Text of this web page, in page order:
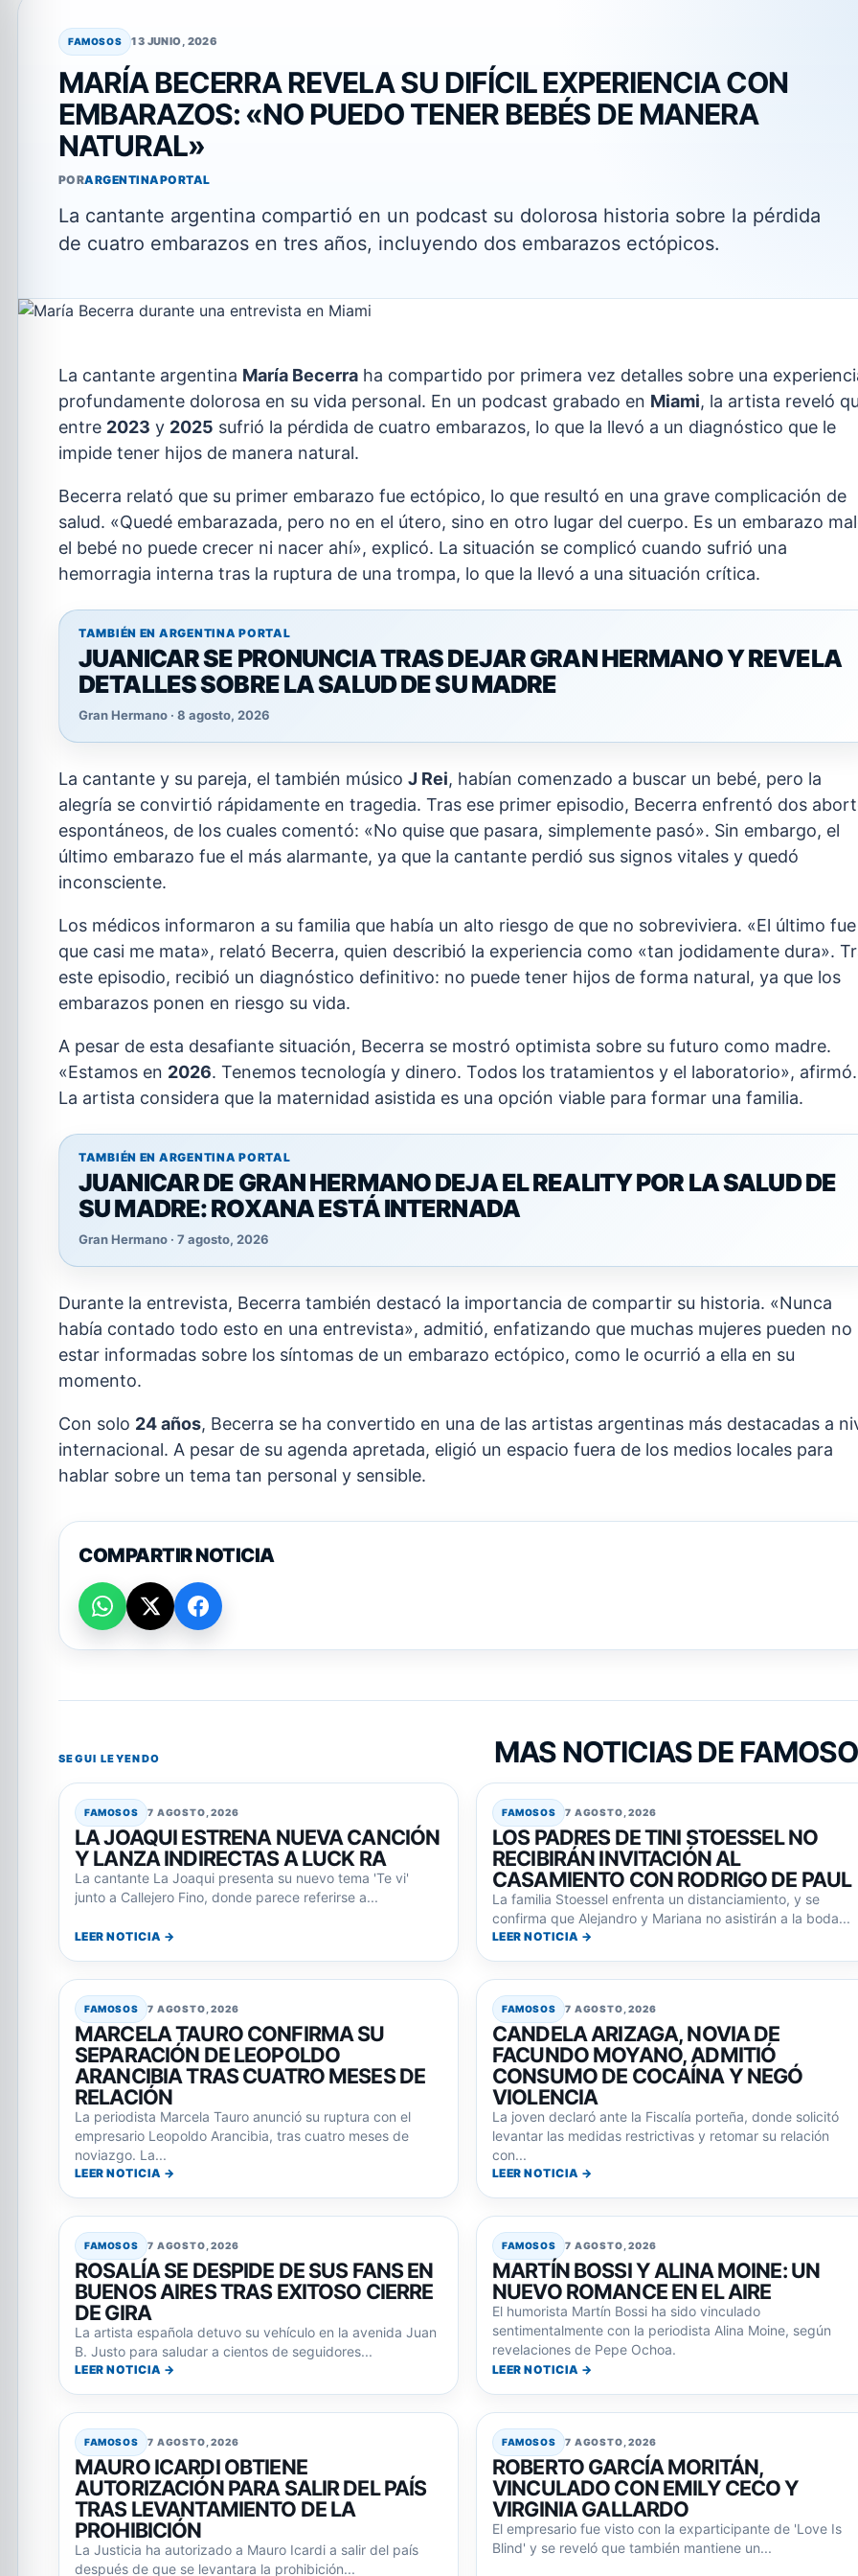
FAMOSOS 13 JUNIO, 2026
MARÍA BECERRA REVELA SU DIFÍCIL EXPERIENCIA CON
EMBARAZOS: «NO PUEDO TENER BEBÉS DE MANERA
NATURAL»
PORARGENTINAPORTAL
La cantante argentina compartió en un podcast su dolorosa historia sobre la pérdida
de cuatro embarazos en tres años, incluyendo dos embarazos ectópicos.
La cantante argentina María Becerra ha compartido por primera vez detalles sobre una
profundamente dolorosa en su vida personal. En un podcast grabado en Miami, la artista reveló
entre 2023 y 2025 sufrió la pérdida de cuatro embarazos, lo que la llevó a un diagnóstico que le
impide tener hijos de manera natural.
Becerra relató que su primer embarazo fue ectópico, lo que resultó en una grave complicación de
salud. «Quedé embarazada, pero no en el útero, sino en otro lugar del cuerpo. Es un embarazo
el bebé no puede crecer ni nacer ahí», explicó. La situación se complicó cuando sufrió una
hemorragia interna tras la ruptura de una trompa, lo que la llevó a una situación crítica.
TAMBIÉN EN ARGENTINA PORTAL
JUANICAR SE PRONUNCIA TRAS DEJAR GRAN HERMANO Y REVELA
DETALLES SOBRE LA SALUD DE SU MADRE
Gran Hermano · 8 agosto, 2026
La cantante y su pareja, el también músico J Rei, habían comenzado a buscar un bebé, pero la
alegría se convirtió rápidamente en tragedia. Tras ese primer episodio, Becerra enfrentó dos
espontáneos, de los cuales comentó: «No quise que pasara, simplemente pasó». Sin embargo, el
último embarazo fue el más alarmante, ya que la cantante perdió sus signos vitales y quedó
inconsciente.
Los médicos informaron a su familia que había un alto riesgo de que no sobreviviera. «El último
que casi me mata», relató Becerra, quien describió la experiencia como «tan jodidamente dura».
este episodio, recibió un diagnóstico definitivo: no puede tener hijos de forma natural, ya que los
embarazos ponen en riesgo su vida.
A pesar de esta desafiante situación, Becerra se mostró optimista sobre su futuro como madre.
«Estamos en 2026. Tenemos tecnología y dinero. Todos los tratamientos y el laboratorio», afirmó.
La artista considera que la maternidad asistida es una opción viable para formar una familia.
TAMBIÉN EN ARGENTINA PORTAL
JUANICAR DE GRAN HERMANO DEJA EL REALITY POR LA SALUD DE
SU MADRE: ROXANA ESTÁ INTERNADA
Gran Hermano · 7 agosto, 2026
Durante la entrevista, Becerra también destacó la importancia de compartir su historia. «Nunca
había contado todo esto en una entrevista», admitió, enfatizando que muchas mujeres pueden no
estar informadas sobre los síntomas de un embarazo ectópico, como le ocurrió a ella en su
momento.
Con solo 24 años, Becerra se ha convertido en una de las artistas argentinas más destacadas a
internacional. A pesar de su agenda apretada, eligió un espacio fuera de los medios locales para
hablar sobre un tema tan personal y sensible.
COMPARTIR NOTICIA
SEGUI LEYENDO MAS NOTICIAS DE
FAMOSOS 7 AGOSTO, 2026
LA JOAQUI ESTRENA NUEVA CANCIÓN
Y LANZA INDIRECTAS A LUCK RA
La cantante La Joaqui presenta su nuevo tema 'Te vi'
junto a Callejero Fino, donde parece referirse a...
LEER NOTICIA →
FAMOSOS 7 AGOSTO, 2026
LOS PADRES DE TINI STOESSEL NO
RECIBIRÁN INVITACIÓN AL
CASAMIENTO CON RODRIGO DE PAUL
La familia Stoessel enfrenta un distanciamiento, y se
confirma que Alejandro y Mariana no asistirán a la boda...
LEER NOTICIA →
FAMOSOS 7 AGOSTO, 2026
MARCELA TAURO CONFIRMA SU
SEPARACIÓN DE LEOPOLDO
ARANCIBIA TRAS CUATRO MESES DE
RELACIÓN
La periodista Marcela Tauro anunció su ruptura con el
empresario Leopoldo Arancibia, tras cuatro meses de
noviazgo. La...
LEER NOTICIA →
FAMOSOS 7 AGOSTO, 2026
CANDELA ARIZAGA, NOVIA DE
FACUNDO MOYANO, ADMITIÓ
CONSUMO DE COCAÍNA Y NEGÓ
VIOLENCIA
La joven declaró ante la Fiscalía porteña, donde solicitó
levantar las medidas restrictivas y retomar su relación
con...
LEER NOTICIA →
FAMOSOS 7 AGOSTO, 2026
ROSALÍA SE DESPIDE DE SUS FANS EN
BUENOS AIRES TRAS EXITOSO CIERRE
DE GIRA
La artista española detuvo su vehículo en la avenida Juan
B. Justo para saludar a cientos de seguidores...
LEER NOTICIA →
FAMOSOS 7 AGOSTO, 2026
MARTÍN BOSSI Y ALINA MOINE: UN
NUEVO ROMANCE EN EL AIRE
El humorista Martín Bossi ha sido vinculado
sentimentalmente con la periodista Alina Moine, según
revelaciones de Pepe Ochoa.
LEER NOTICIA →
FAMOSOS 7 AGOSTO, 2026
MAURO ICARDI OBTIENE
AUTORIZACIÓN PARA SALIR DEL PAÍS
TRAS LEVANTAMIENTO DE LA
PROHIBICIÓN
La Justicia ha autorizado a Mauro Icardi a salir del país
después de que se levantara la prohibición...
FAMOSOS 7 AGOSTO, 2026
ROBERTO GARCÍA MORITÁN,
VINCULADO CON EMILY CECO Y
VIRGINIA GALLARDO
El empresario fue visto con la exparticipante de 'Love Is
Blind' y se reveló que también mantiene un...